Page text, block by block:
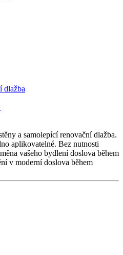
dlažba
a samolepící renovační dlažba.
aplikovatelné. Bez nutnosti
vašeho bydlení doslova během
v moderní doslova během